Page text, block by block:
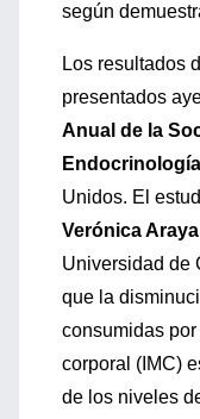
según
Los resultados
presentados
Anual de la
Unidos. El
Verónica Araya
Universidad de
que la
consumidas
corporal (IMC)
de los niveles